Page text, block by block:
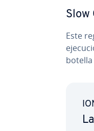
Slow
Este